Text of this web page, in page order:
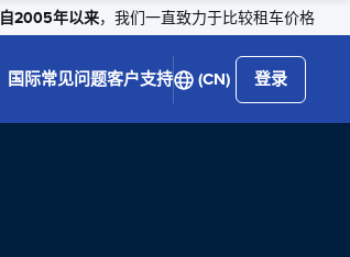
自2005年以来，我们一直致力于比较租车价格
国际常见问题客户支持 (CN) 登录